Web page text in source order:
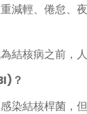
減輕、倦怠、
結核病之前，
？
染結核桿菌，